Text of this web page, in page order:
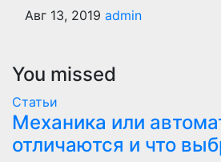
Авг 13, 2019 admin
You missed
Статьи
Механика или
отличаются и что